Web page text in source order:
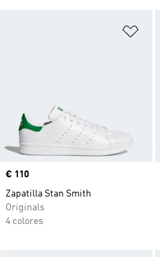
Precio
€ 110
Zapatilla Stan Smith
Originals
4 colores